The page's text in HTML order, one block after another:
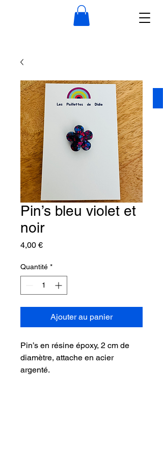
Pin’s bleu violet et
noir
4,00 €Prix
Quantité *
Ajouter au panier
Pin’s en résine époxy, 2 cm de
diamètre, attache en acier
argenté.